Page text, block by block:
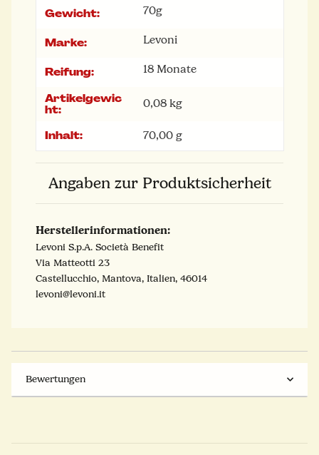
Gewicht: 70g
Marke: Levoni
Reifung: 18 Monate
Artikelgewic
ht:
0,08 kg
Inhalt: 70,00 g
Angaben zur Produktsicherheit
Herstellerinformationen:
Levoni S.p.A. Società Benefit
Via Matteotti 23
Castellucchio, Mantova, Italien, 46014
levoni@levoni.it
Bewertungen